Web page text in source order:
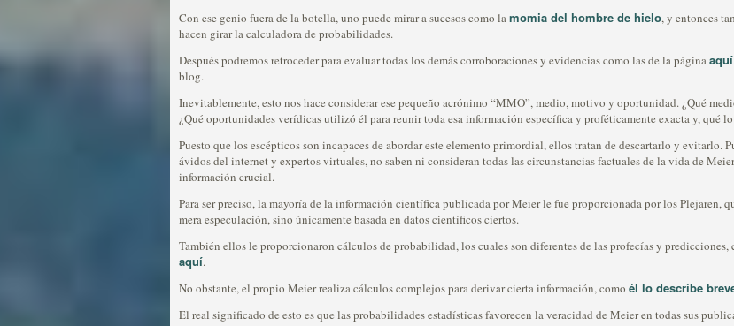
Con ese genio fuera de la botella, uno puede mirar a sucesos como lamomia del hombre de hielo, y entonces
hacen girar la calculadora de probabilidades.
Después podremos retroceder para evaluar todas los demás corroboraciones y evidencias como las de la páginaaquí
blog.
Inevitablemente, esto nos hace considerar ese pequeño acrónimo “MMO”, medio, motivo y oportunidad. ¿Qué
¿Qué oportunidades verídicas utilizó él para reunir toda esa información específica y proféticamente exacta y, qué
Puesto que los escépticos son incapaces de abordar este elemento primordial, ellos tratan de descartarlo y evitarlo.
ávidos del internet y expertos virtuales, no saben ni consideran todas las circunstancias factuales de la vida de
información crucial.
Para ser preciso, la mayoría de la información científica publicada por Meier le fue proporcionada por los Plejaren,
mera especulación, sino únicamente basada en datos científicos ciertos.
También ellos le proporcionaron cálculos de probabilidad, los cuales son diferentes de las profecías y predicciones,
aquí.
No obstante, el propio Meier realiza cálculos complejos para derivar cierta información, como él lo describe
El real significado de esto es que las probabilidades estadísticas favorecen la veracidad de Meier en todas sus